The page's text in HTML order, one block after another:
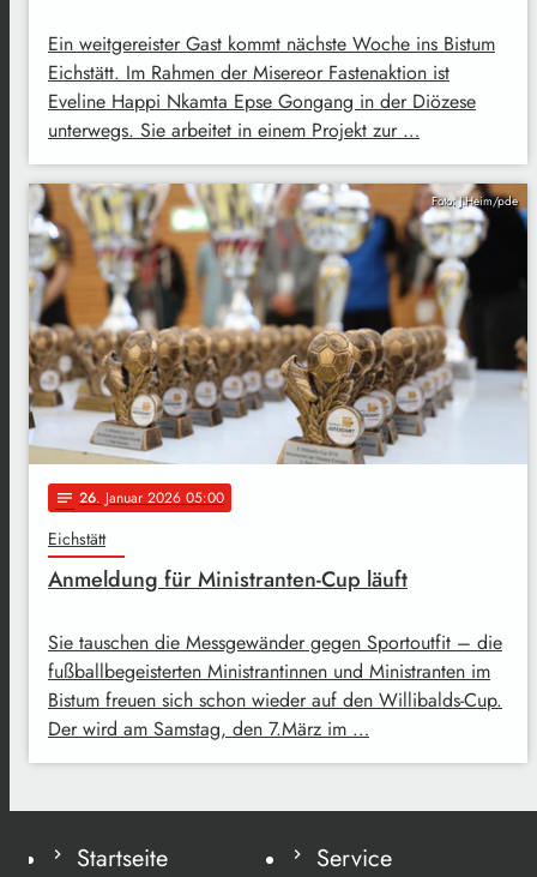
Ein weitgereister Gast kommt nächste Woche ins Bistum
Eichstätt. Im Rahmen der Misereor Fastenaktion ist
Eveline Happi Nkamta Epse Gongang in der Diözese
unterwegs. Sie arbeitet in einem Projekt zur …
Foto: J.Heim/pde
notes 26. Januar 2026 05:00
Eichstätt
Anmeldung für Ministranten-Cup läuft
Sie tauschen die Messgewänder gegen Sportoutfit – die
fußballbegeisterten Ministrantinnen und Ministranten im
Bistum freuen sich schon wieder auf den Willibalds-Cup.
Der wird am Samstag, den 7.März im …
Startseite Service